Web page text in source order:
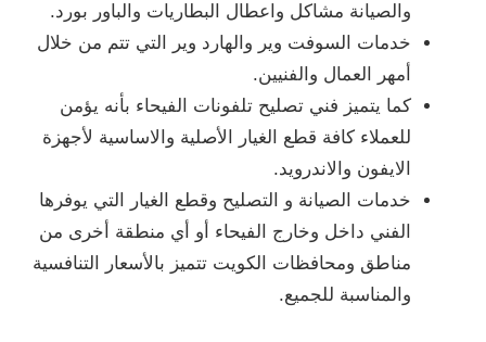
والصيانة مشاكل واعطال البطاريات والباور بورد.
خدمات السوفت وير والهارد وير التي تتم من خلال
أمهر العمال والفنيين.
كما يتميز فني تصليح تلفونات الفيحاء بأنه يؤمن
للعملاء كافة قطع الغيار الأصلية والاساسية لأجهزة
الايفون والاندرويد.
خدمات الصيانة و التصليح وقطع الغيار التي يوفرها
الفني داخل وخارج الفيحاء أو أي منطقة أخرى من
مناطق ومحافظات الكويت تتميز بالأسعار التنافسية
والمناسبة للجميع.